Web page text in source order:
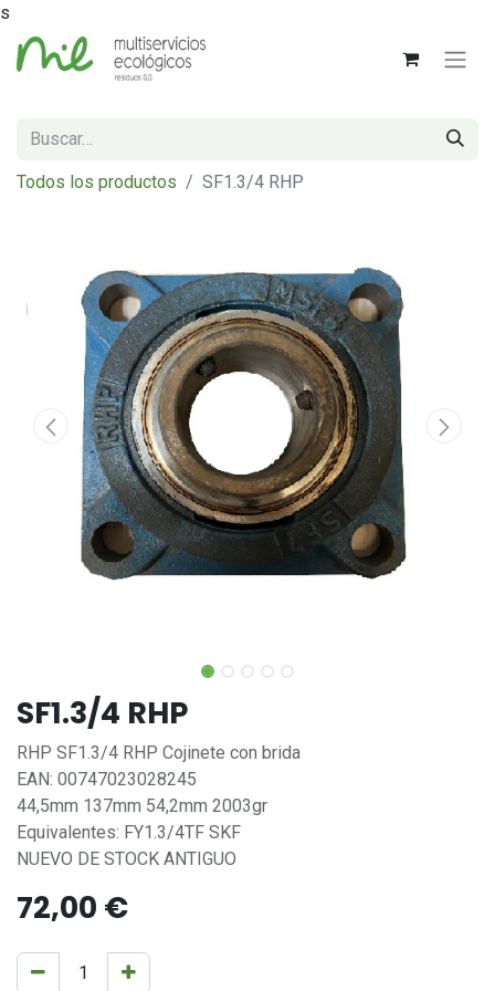
s
Todos los productos SF1.3/4 RHP
SF1.3/4 RHP
RHP SF1.3/4 RHP Cojinete con brida
EAN: 00747023028245
44,5mm 137mm 54,2mm 2003gr
Equivalentes: FY1.3/4TF SKF
NUEVO DE STOCK ANTIGUO
72,00 €